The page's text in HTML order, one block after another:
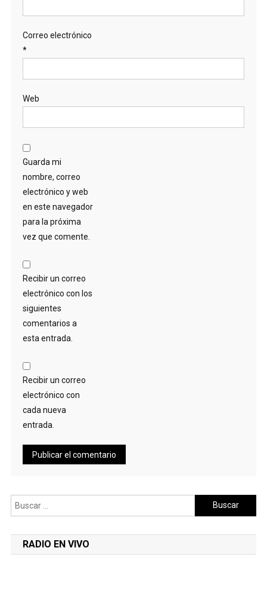
Correo electrónico
*
Web
Guarda mi
nombre, correo
electrónico y web
en este navegador
para la próxima
vez que comente.
Recibir un correo
electrónico con los
siguientes
comentarios a
esta entrada.
Recibir un correo
electrónico con
cada nueva
entrada.
Buscar:
RADIO EN VIVO